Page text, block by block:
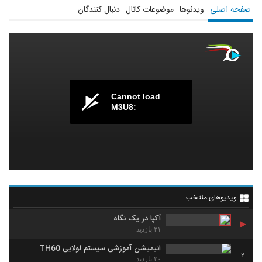
صفحه اصلی ویدئوها موضوعات کانال دنبال کنندگان
Cannot load
M3U8:
ویدیوهای منتخب
آکپا در یک نگاه
۲۱ بازدید
2
انیمیشن آموزشی سیستم لولایی TH60
۲۰ بازدید